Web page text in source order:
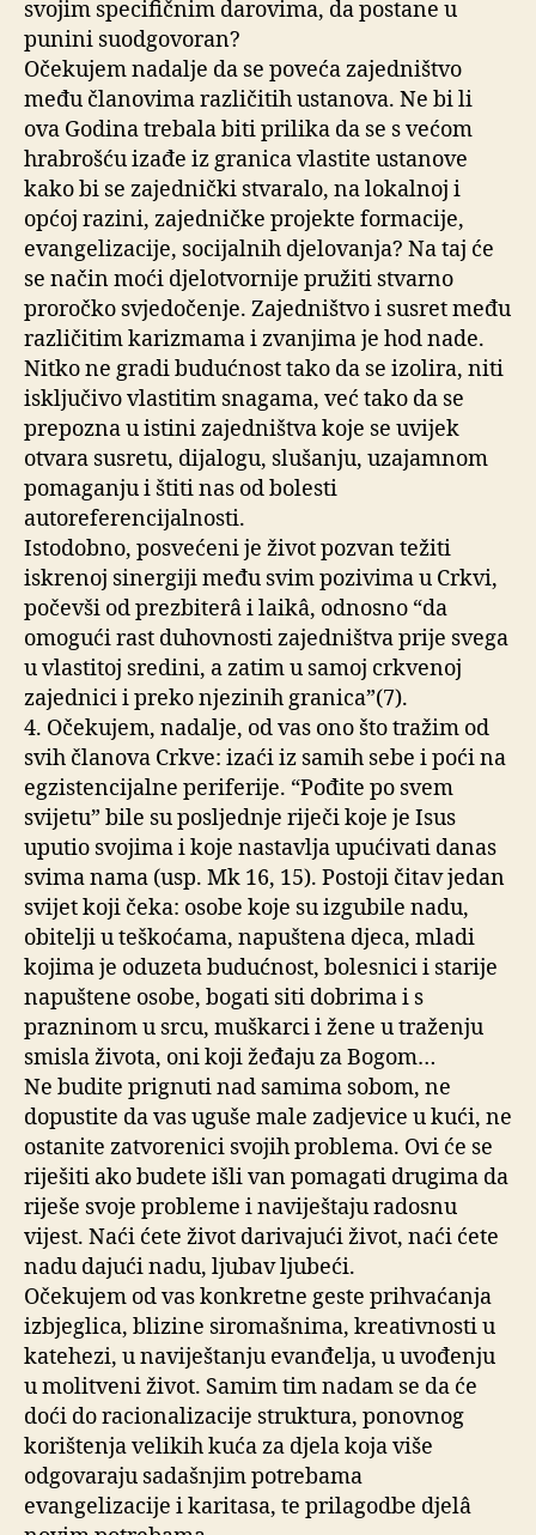
svojim specifičnim darovima, da postane u
punini suodgovoran?
Očekujem nadalje da se poveća zajedništvo
među članovima različitih ustanova. Ne bi li
ova Godina trebala biti prilika da se s većom
hrabrošću izađe iz granica vlastite ustanove
kako bi se zajednički stvaralo, na lokalnoj i
općoj razini, zajedničke projekte formacije,
evangelizacije, socijalnih djelovanja? Na taj će
se način moći djelotvornije pružiti stvarno
proročko svjedočenje. Zajedništvo i susret među
različitim karizmama i zvanjima je hod nade.
Nitko ne gradi budućnost tako da se izolira, niti
isključivo vlastitim snagama, već tako da se
prepozna u istini zajedništva koje se uvijek
otvara susretu, dijalogu, slušanju, uzajamnom
pomaganju i štiti nas od bolesti
autoreferencijalnosti.
Istodobno, posvećeni je život pozvan težiti
iskrenoj sinergiji među svim pozivima u Crkvi,
počevši od prezbiterâ i laikâ, odnosno “da
omogući rast duhovnosti zajedništva prije svega
u vlastitoj sredini, a zatim u samoj crkvenoj
zajednici i preko njezinih granica”(7).
4. Očekujem, nadalje, od vas ono što tražim od
svih članova Crkve: izaći iz samih sebe i poći na
egzistencijalne periferije. “Pođite po svem
svijetu” bile su posljednje riječi koje je Isus
uputio svojima i koje nastavlja upućivati danas
svima nama (usp. Mk 16, 15). Postoji čitav jedan
svijet koji čeka: osobe koje su izgubile nadu,
obitelji u teškoćama, napuštena djeca, mladi
kojima je oduzeta budućnost, bolesnici i starije
napuštene osobe, bogati siti dobrima i s
prazninom u srcu, muškarci i žene u traženju
smisla života, oni koji žeđaju za Bogom…
Ne budite prignuti nad samima sobom, ne
dopustite da vas uguše male zadjevice u kući, ne
ostanite zatvorenici svojih problema. Ovi će se
riješiti ako budete išli van pomagati drugima da
riješe svoje probleme i naviještaju radosnu
vijest. Naći ćete život darivajući život, naći ćete
nadu dajući nadu, ljubav ljubeći.
Očekujem od vas konkretne geste prihvaćanja
izbjeglica, blizine siromašnima, kreativnosti u
katehezi, u naviještanju evanđelja, u uvođenju
u molitveni život. Samim tim nadam se da će
doći do racionalizacije struktura, ponovnog
korištenja velikih kuća za djela koja više
odgovaraju sadašnjim potrebama
evangelizacije i karitasa, te prilagodbe djelâ